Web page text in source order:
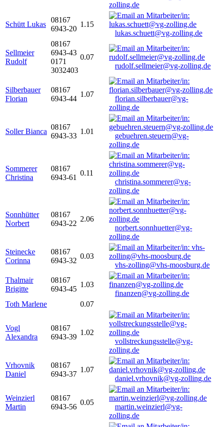
zolling.de
Schütt Lukas
08167
6943-20
1.15
lukas.schuett@vg-zolling.de
Sellmeier
Rudolf
08167
6943-43
0171
3032403
0.07
rudolf.sellmeier@vg-zolling.de
Silberbauer
Florian
08167
6943-44
1.07
florian.silberbauer@vg-
zolling.de
Soller Bianca
08167
6943-33
1.01
gebuehren.steuern@vg-
zolling.de
Sommerer
Christina
08167
6943-61
0.11
christina.sommerer@vg-
zolling.de
Sonnhütter
Norbert
08167
6943-22
2.06
norbert.sonnhuetter@vg-
zolling.de
Steinecke
Corinna
08167
6943-32
0.03
vhs-zolling@vhs-moosburg.de
Thalmair
Brigitte
08167
6943-45
1.03
finanzen@vg-zolling.de
Toth Marlene
0.07
Vogl
Alexandra
08167
6943-39
1.02
vollstreckungsstelle@vg-
zolling.de
Vrhovnik
Daniel
08167
6943-37
1.07
daniel.vrhovnik@vg-zolling.de
Weinzierl
Martin
08167
6943-56
0.05
martin.weinzierl@vg-
zolling.de